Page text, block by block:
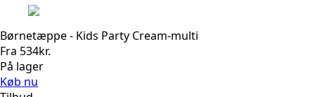
Børnetæppe - Kids Party Cream-multi
Fra 534kr.
På lager
Køb nu